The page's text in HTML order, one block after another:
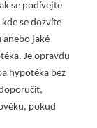
se podívejte
se dozvíte
anebo jaké
Je opravdu
hypotéka bez
pokud